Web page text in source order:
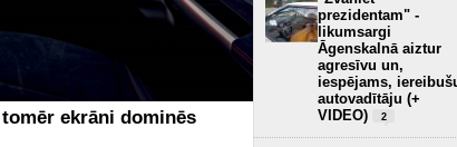
ekrāni dominēs
prezidentam" -
likumsargi
Āgenskalnā aiztur
agresīvu un,
iespējams,
autovadītāju (+
VIDEO)
2